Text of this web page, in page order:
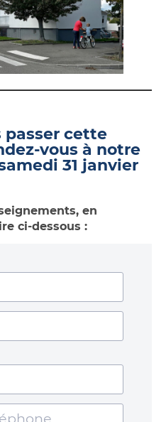
passer cette
vous à notre
31 janvier
en
ci-dessous :